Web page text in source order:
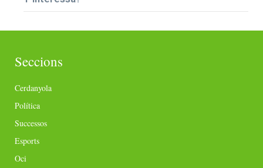
Seccions
Cerdanyola
Política
Successos
Esports
Oci